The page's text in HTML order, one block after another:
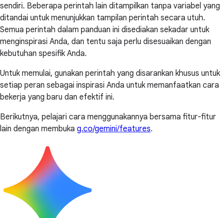
sendiri. Beberapa perintah lain ditampilkan tanpa variabel yang
ditandai untuk menunjukkan tampilan perintah secara utuh.
Semua perintah dalam panduan ini disediakan sekadar untuk
menginspirasi Anda, dan tentu saja perlu disesuaikan dengan
kebutuhan spesifik Anda.
Untuk memulai, gunakan perintah yang disarankan khusus untuk
setiap peran sebagai inspirasi Anda untuk memanfaatkan cara
bekerja yang baru dan efektif ini.
Berikutnya, pelajari cara menggunakannya bersama fitur-fitur
lain dengan membuka g.co/gemini/features.